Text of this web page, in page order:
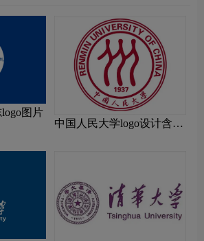
图片
中国人民大学logo设计含义